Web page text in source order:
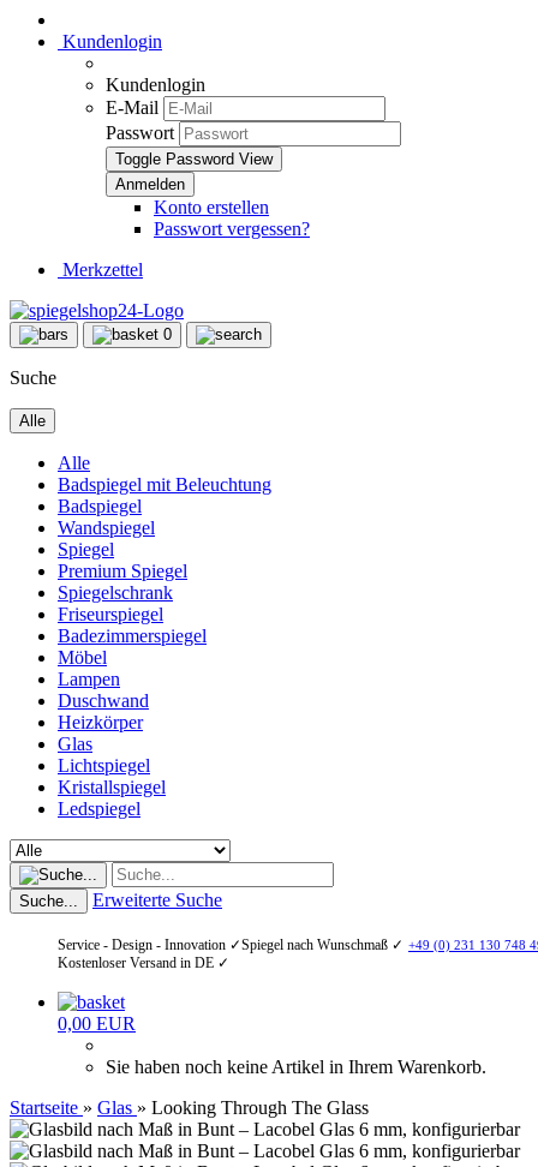
Kundenlogin
Kundenlogin
E-Mail
Passwort
Toggle Password View
Konto erstellen
Passwort vergessen?
Merkzettel
0
Suche
Alle
Alle
Badspiegel mit Beleuchtung
Badspiegel
Wandspiegel
Spiegel
Premium Spiegel
Spiegelschrank
Friseurspiegel
Badezimmerspiegel
Möbel
Lampen
Duschwand
Heizkörper
Glas
Lichtspiegel
Kristallspiegel
Ledspiegel
Suche... Erweiterte Suche
Service - Design - Innovation ✓Spiegel nach Wunschmaß ✓ +49 (0) 231 130 748
Kostenloser Versand in DE ✓
0,00 EUR
Sie haben noch keine Artikel in Ihrem Warenkorb.
Startseite » Glas » Looking Through The Glass